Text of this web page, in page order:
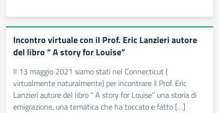
Incontro virtuale con il Prof. Eric Lanzieri autore
del libro “ A story for Louise”
Il 13 maggio 2021 siamo stati nel Connecticut (
virtualmente naturalmente) per incontrare il Prof. Eric
Lanzieri autore del libro “ A story for Louise” una storia di
emigrazione, una tematica che ha toccato e fatto […]